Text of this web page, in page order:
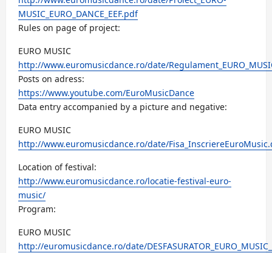
MUSIC_EURO_DANCE_EEF.pdf
Rules on page of project:
EURO MUSIC
http://www.euromusicdance.ro/date/
Posts on adress:
https://www.youtube.com/EuroMusicDance
Data entry accompanied by a picture and negative:
EURO MUSIC
http://www.euromusicdance.ro/date/
Location of festival:
http://www.euromusicdance.ro/locatie-festival-euro-
music/
Program:
EURO MUSIC
http://euromusicdance.ro/date/